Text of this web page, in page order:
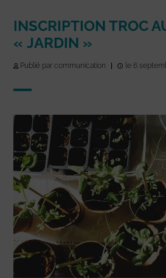
INSCRIPTION TROC
« JARDIN »
Publié par communication le 6